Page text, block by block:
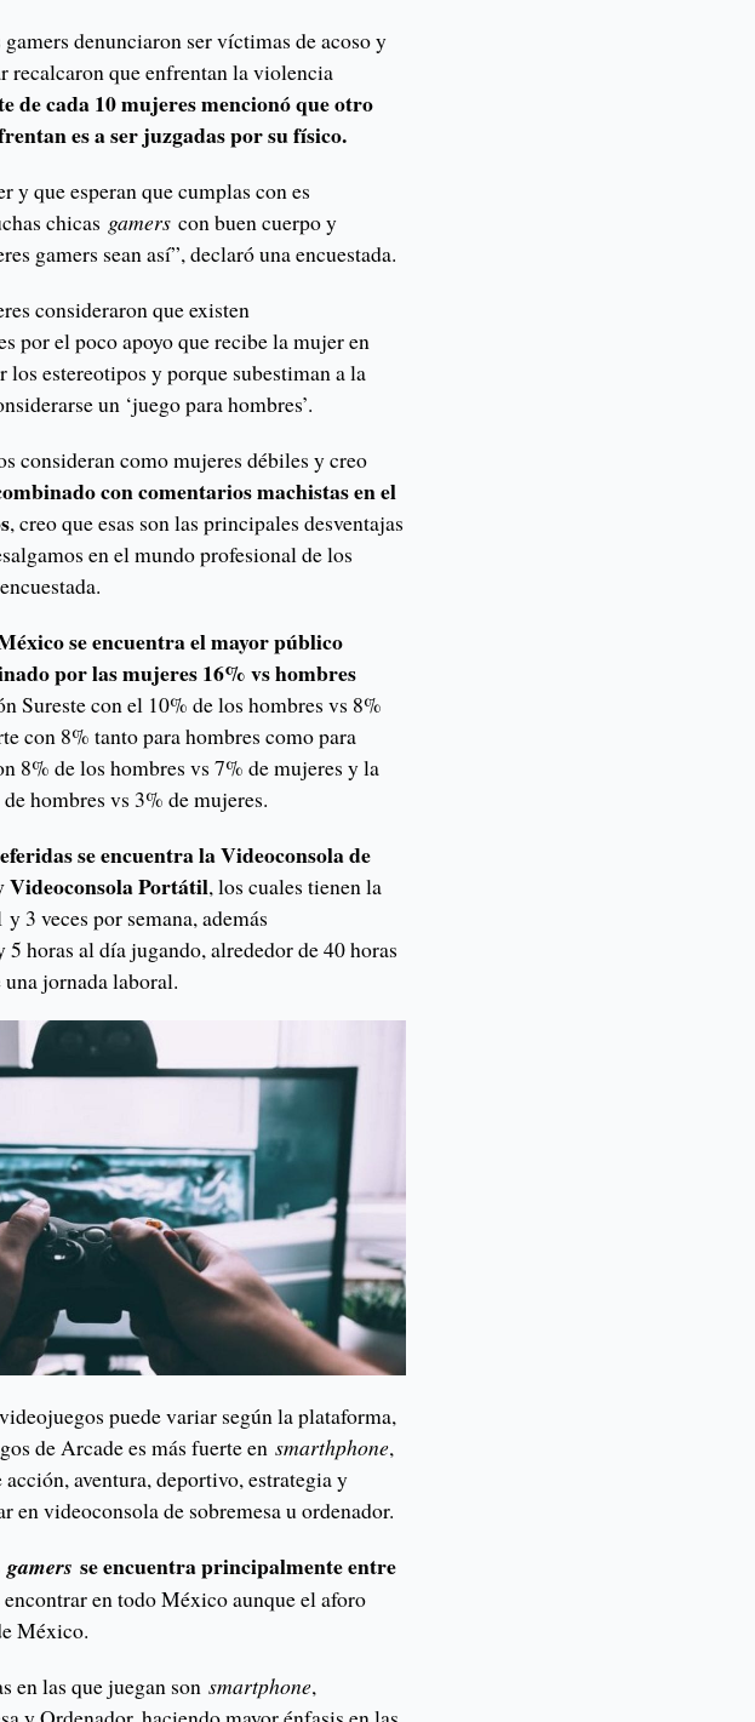
denunciaron ser víctimas de acoso y
recalcaron que enfrentan la violencia
de cada 10 mujeres mencionó que otro
es a ser juzgadas por su físico.
y que esperan que cumplas con es
chicas gamers con buen cuerpo y
gamers sean así”, declaró una encuestada.
consideraron que existen
por el poco apoyo que recibe la mujer en
los estereotipos y porque subestiman a la
un ‘juego para hombres’.
consideran como mujeres débiles y creo
con comentarios machistas en el
, creo que esas son las principales desventajas
en el mundo profesional de los
se encuentra el mayor público
por las mujeres 16% vs hombres
Sureste con el 10% de los hombres vs 8%
con 8% tanto para hombres como para
8% de los hombres vs 7% de mujeres y la
hombres vs 3% de mujeres.
se encuentra la Videoconsola de
Videoconsola Portátil, los cuales tienen la
3 veces por semana, además
5 horas al día jugando, alrededor de 40 horas
jornada laboral.
puede variar según la plataforma,
de Arcade es más fuerte ensmarthphone,
aventura, deportivo, estrategia y
en videoconsola de sobremesa u ordenador.
gamers se encuentra principalmente entre
encontrar en todo México aunque el aforo
México.
en las que juegan sonsmartphone,